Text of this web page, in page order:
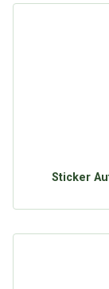
Sticker